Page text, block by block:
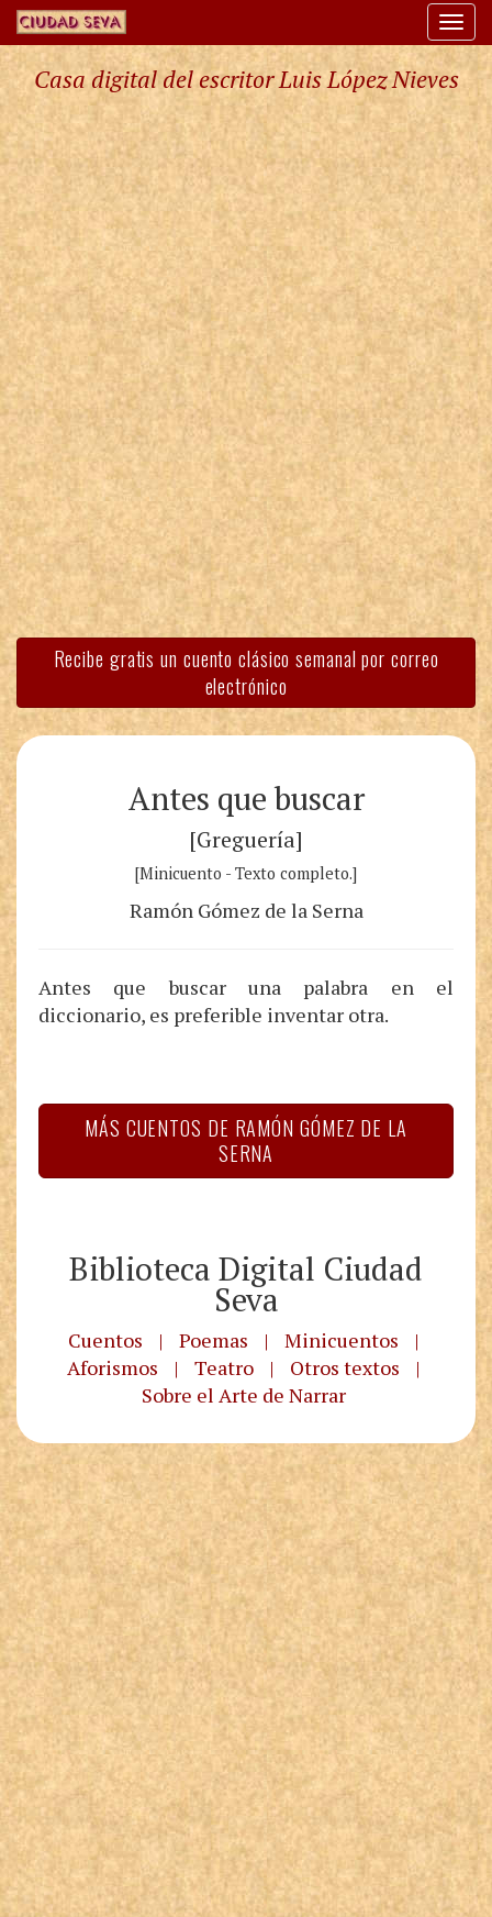
Casa digital del escritor Luis López Nieves
Recibe gratis un cuento clásico semanal por correo
electrónico
Antes que buscar
[Greguería]
[Minicuento - Texto completo.]
Ramón Gómez de la Serna
Antes que buscar una palabra en el
diccionario, es preferible inventar otra.
MÁS CUENTOS DE RAMÓN GÓMEZ DE LA
SERNA
Biblioteca Digital Ciudad
Seva
Cuentos | Poemas | Minicuentos
|
Aforismos
| Teatro | Otros textos
|
Sobre el Arte de Narrar